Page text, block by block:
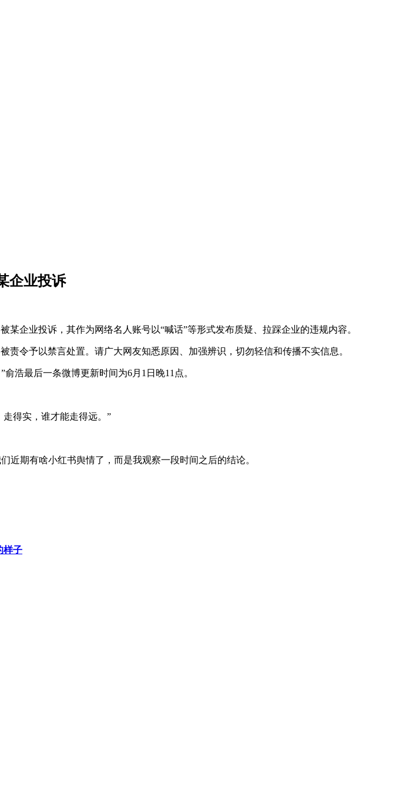
企业投诉
企业投诉，其作为网络名人账号以“喊话”等形式发布质疑、拉踩企业的违规内容。
责令予以禁言处置。请广大网友知悉原因、加强辨识，切勿轻信和传播不实信息。
浩最后一条微博更新时间为6月1日晚11点。
得实，谁才能走得远。”
近期有啥小红书舆情了，而是我观察一段时间之后的结论。
样子